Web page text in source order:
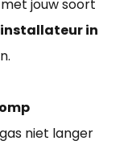
jouw soort
in
niet langer